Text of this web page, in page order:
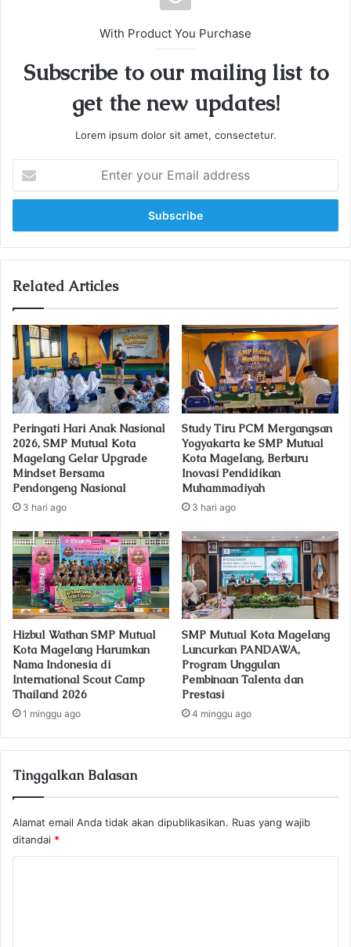
With Product You Purchase
Subscribe to our mailing list to
get the new updates!
Lorem ipsum dolor sit amet, consectetur.
t
r
y
u
E
m
a
l
a
d
d
r
e
s
Related Articles
Peringati Hari Anak Nasional
2026, SMP Mutual Kota
Magelang Gelar Upgrade
Mindset Bersama
Pendongeng Nasional
3 hari ago
Study Tiru PCM Mergangsan
Yogyakarta ke SMP Mutual
Kota Magelang, Berburu
Inovasi Pendidikan
Muhammadiyah
3 hari ago
Hizbul Wathan SMP Mutual
Kota Magelang Harumkan
Nama Indonesia di
International Scout Camp
Thailand 2026
1 minggu ago
SMP Mutual Kota Magelang
Luncurkan PANDAWA,
Program Unggulan
Pembinaan Talenta dan
Prestasi
4 minggu ago
Tinggalkan Balasan
Alamat email Anda tidak akan dipublikasikan. Ruas yang wajib
ditandai *